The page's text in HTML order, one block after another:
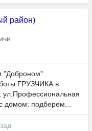
район)
"Доброном"
ГРУЗЧИКА в
домом: подберем...